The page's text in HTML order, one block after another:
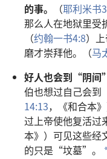
的事。
（耶利米书
那么人在地狱里受
（约翰一书4:8）
磨才崇拜他。（马
好人也会到“阴间
伯也想过自己会
14:13，《和合本
过上帝使他复活过
本》）可见这些
的只是“坟墓”。